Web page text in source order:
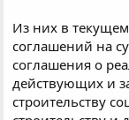
Из них в
соглашений на
соглашения о
действующих и
строительству